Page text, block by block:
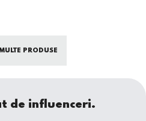
PRODUSE
de influenceri.